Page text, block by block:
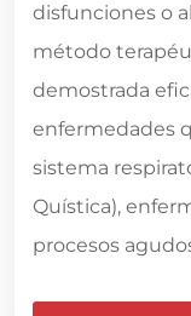
disfunciones o
método
demostrada
enfermedades
sistema
Quística),
procesos